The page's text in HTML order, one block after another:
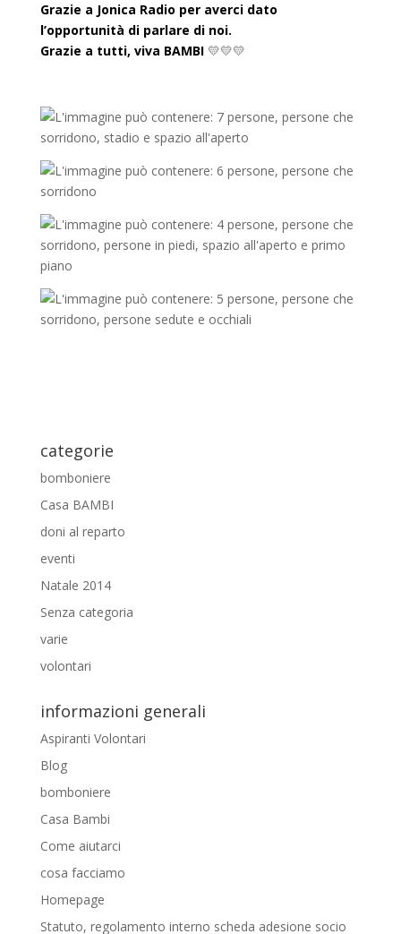
Grazie a Jonica Radio per averci dato
l’opportunità di parlare di noi.
Grazie a tutti, viva BAMBI 💛💛💛
categorie
bomboniere
Casa BAMBI
doni al reparto
eventi
Natale 2014
Senza categoria
varie
volontari
informazioni generali
Aspiranti Volontari
Blog
bomboniere
Casa Bambi
Come aiutarci
cosa facciamo
Homepage
Statuto, regolamento interno scheda adesione socio